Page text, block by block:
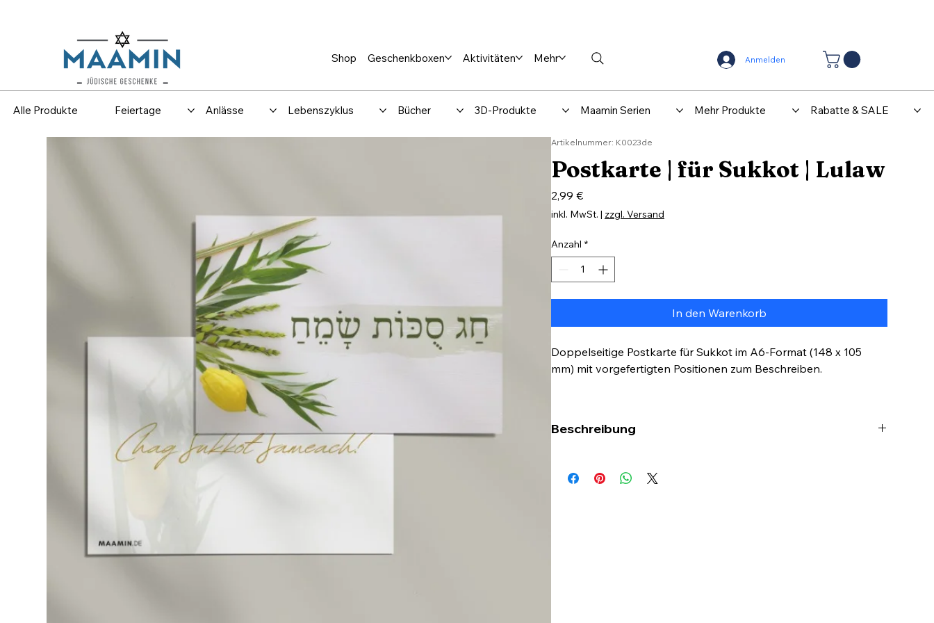
Shop Geschenkboxen Aktivitäten Mehr Anmelden
Alle Produkte Feiertage Anlässe Lebenszyklus Bücher 3D-Produkte Maamin Serien Mehr Produkte Rabatte & SALE
Artikelnummer: K0023de
Postkarte | für Sukkot | Lulaw
2,99 €Preis
inkl. MwSt. | zzgl. Versand
Anzahl *
In den Warenkorb
Doppelseitige Postkarte für Sukkot im A6-Format (148 x 105
mm) mit vorgefertigten Positionen zum Beschreiben.
Beschreibung
Grüße an Freunde und Verwandte senden!